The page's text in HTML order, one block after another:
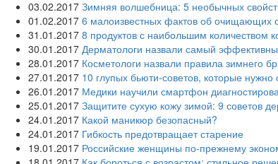
03.02.2017 Зимняя волшебница: 5 необычных
01.02.2017 6 малоизвестных фактов об очищающих
31.01.2017 8 продуктов с наибольшим количеством
30.01.2017 Дерматологи назвали самый
28.01.2017 Косметологи назвали правила зимнего
27.01.2017 10 глупых бьюти-советов, которые нужно
26.01.2017 Медики научили смартфон
25.01.2017 Защитите сухую кожу зимой: 9 советов
24.01.2017 Какой маникюр безопасный?
24.01.2017 Гибкость предотвращает старение
19.01.2017 Российские женщины по-прежнему